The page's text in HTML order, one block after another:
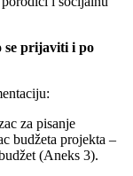
prijaviti i po
za pisanje
budžeta projekta –
(Aneks 3).